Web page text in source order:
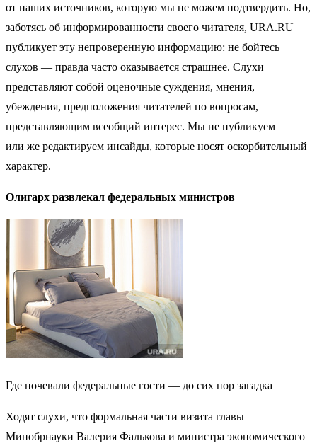
от наших источников, которую мы не можем подтвердить. Но,
заботясь об информированности своего читателя, URA.RU
публикует эту непроверенную информацию: не бойтесь
слухов — правда часто оказывается страшнее. Слухи
представляют собой оценочные суждения, мнения,
убеждения, предположения читателей по вопросам,
представляющим всеобщий интерес. Мы не публикуем
или же редактируем инсайды, которые носят оскорбительный
характер.
Олигарх развлекал федеральных министров
Где ночевали федеральные гости — до сих пор загадка
Ходят слухи, что формальная части визита главы
Минобрнауки Валерия Фалькова и министра экономического